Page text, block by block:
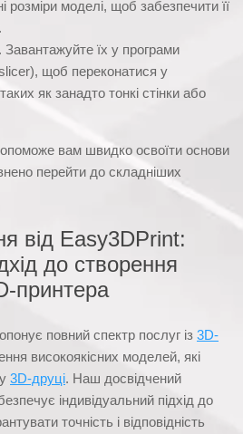
розміри моделі, щоб забезпечити її
Завантажуйте їх у програми
щоб переконатися у
як занадто тонкі стінки або
вам швидко освоїти основи
перейти до складніших
від Easy3DPrint:
до створення
принтера
повний спектр послуг із 3D-
високоякісних моделей, які
3D-друці. Наш досвідчений
індивідуальний підхід до
точність і відповідність